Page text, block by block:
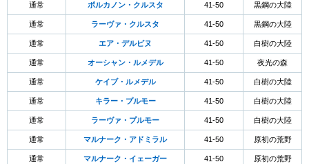
通常 ボルカノン・クルスタ 41-50 黒鋼の大陸
通常 ラーヴァ・クルスタ 41-50 黒鋼の大陸
通常 エア・デルピヌ 41-50 白樹の大陸
通常 オーシャン・ルメデル 41-50 夜光の森
通常 ケイブ・ルメデル 41-50 白樹の大陸
通常 キラー・プルモー 41-50 白樹の大陸
通常 ラーヴァ・プルモー 41-50 白樹の大陸
通常 マルナーク・アドミラル 41-50 原初の荒野
通常 マルナーク・イェーガー 41-50 原初の荒野